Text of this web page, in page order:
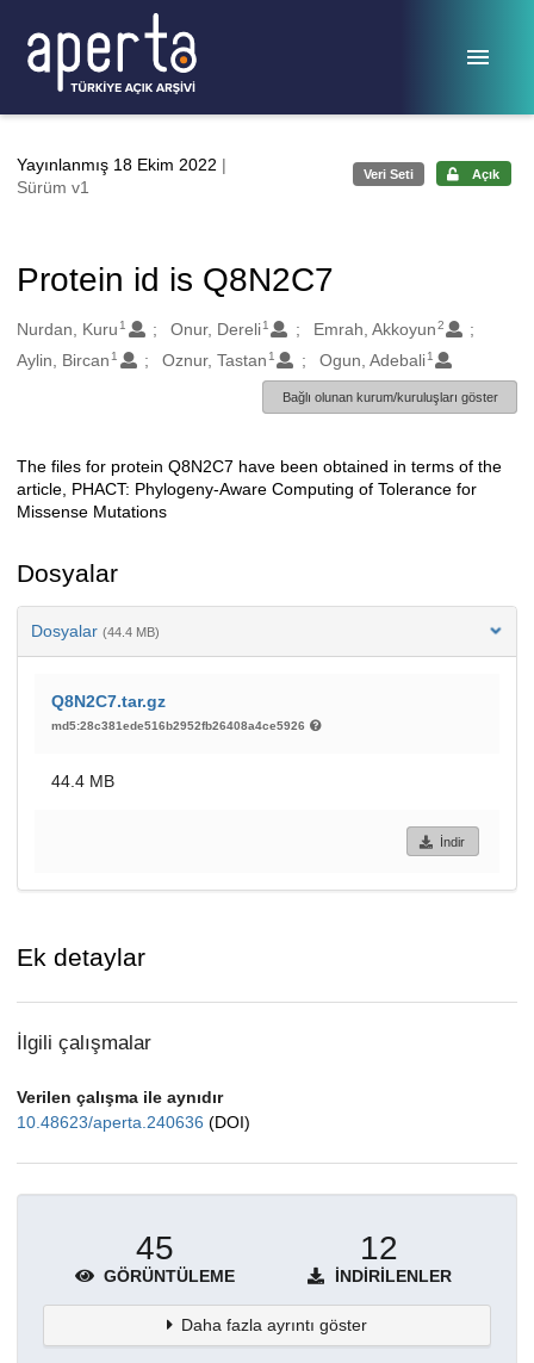
Yayınlanmış 18 Ekim 2022 |
Sürüm v1
Veri Seti Açık
Protein id is Q8N2C7
Oluşturanlar
Nurdan, Kuru 1 Onur, Dereli 1 Emrah, Akkoyun2
Aylin, Bircan 1 Oznur, Tastan 1 Ogun, Adebali 1
Bağlı olunan kurum/kuruluşları göster
Açıklama
The files for protein Q8N2C7 have been obtained in terms of the
article, PHACT: Phylogeny-Aware Computing of Tolerance for
Missense Mutations
Dosyalar
Dosyalar (44.4 MB)
Q8N2C7.tar.gz
md5:28c381ede516b2952fb26408a4ce5926
44.4 MB
İndir
Ek detaylar
İlgili çalışmalar
Verilen çalışma ile aynıdır
10.48623/aperta.240636 (DOI)
45
GÖRÜNTÜLEME
12
İNDIRILENLER
Daha fazla ayrıntı göster